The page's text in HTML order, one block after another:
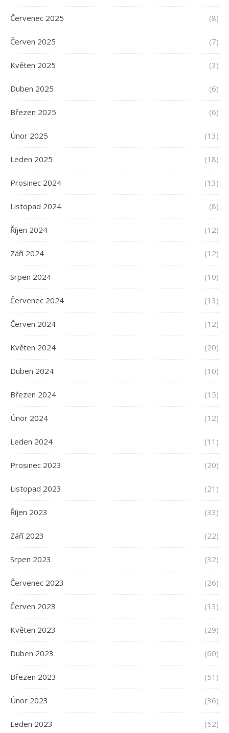
Červenec 2025 (8)
Červen 2025 (7)
Květen 2025 (3)
Duben 2025 (6)
Březen 2025 (6)
Únor 2025 (13)
Leden 2025 (18)
Prosinec 2024 (13)
Listopad 2024 (8)
Říjen 2024 (12)
Září 2024 (12)
Srpen 2024 (10)
Červenec 2024 (13)
Červen 2024 (12)
Květen 2024 (20)
Duben 2024 (10)
Březen 2024 (15)
Únor 2024 (12)
Leden 2024 (11)
Prosinec 2023 (20)
Listopad 2023 (21)
Říjen 2023 (33)
Září 2023 (22)
Srpen 2023 (32)
Červenec 2023 (26)
Červen 2023 (13)
Květen 2023 (29)
Duben 2023 (60)
Březen 2023 (51)
Únor 2023 (36)
Leden 2023 (52)